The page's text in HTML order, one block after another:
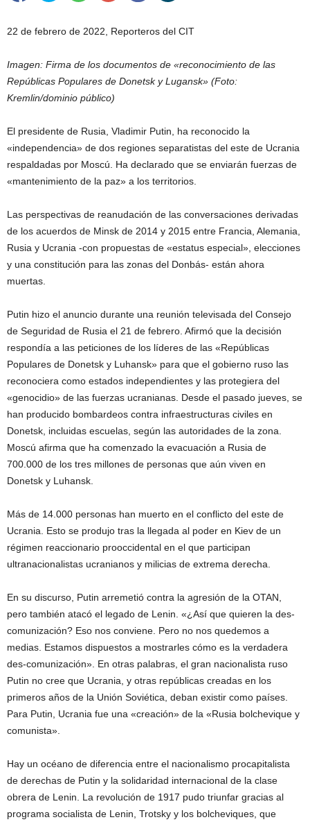
22 de febrero de 2022, Reporteros del CIT
Imagen: Firma de los documentos de «reconocimiento de las
Repúblicas Populares de Donetsk y Lugansk» (Foto:
Kremlin/dominio público)
El presidente de Rusia, Vladimir Putin, ha reconocido la
«independencia» de dos regiones separatistas del este de Ucrania
respaldadas por Moscú. Ha declarado que se enviarán fuerzas de
«mantenimiento de la paz» a los territorios.
Las perspectivas de reanudación de las conversaciones derivadas
de los acuerdos de Minsk de 2014 y 2015 entre Francia, Alemania,
Rusia y Ucrania -con propuestas de «estatus especial», elecciones
y una constitución para las zonas del Donbás- están ahora
muertas.
Putin hizo el anuncio durante una reunión televisada del Consejo
de Seguridad de Rusia el 21 de febrero. Afirmó que la decisión
respondía a las peticiones de los líderes de las «Repúblicas
Populares de Donetsk y Luhansk» para que el gobierno ruso las
reconociera como estados independientes y las protegiera del
«genocidio» de las fuerzas ucranianas. Desde el pasado jueves, se
han producido bombardeos contra infraestructuras civiles en
Donetsk, incluidas escuelas, según las autoridades de la zona.
Moscú afirma que ha comenzado la evacuación a Rusia de
700.000 de los tres millones de personas que aún viven en
Donetsk y Luhansk.
Más de 14.000 personas han muerto en el conflicto del este de
Ucrania. Esto se produjo tras la llegada al poder en Kiev de un
régimen reaccionario prooccidental en el que participan
ultranacionalistas ucranianos y milicias de extrema derecha.
En su discurso, Putin arremetió contra la agresión de la OTAN,
pero también atacó el legado de Lenin. «¿Así que quieren la des-
comunización? Eso nos conviene. Pero no nos quedemos a
medias. Estamos dispuestos a mostrarles cómo es la verdadera
des-comunización». En otras palabras, el gran nacionalista ruso
Putin no cree que Ucrania, y otras repúblicas creadas en los
primeros años de la Unión Soviética, deban existir como países.
Para Putin, Ucrania fue una «creación» de la «Rusia bolchevique y
comunista».
Hay un océano de diferencia entre el nacionalismo procapitalista
de derechas de Putin y la solidaridad internacional de la clase
obrera de Lenin. La revolución de 1917 pudo triunfar gracias al
programa socialista de Lenin, Trotsky y los bolcheviques, que